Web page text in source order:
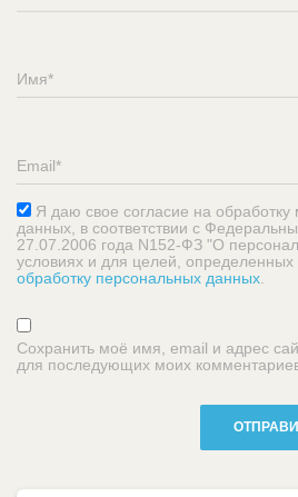
Я даю свое согласие на
данных, в соответствии с
27.07.2006 года N152-ФЗ "О
условиях и для целей, определенных
обработку персональных данных.
Сохранить моё имя, email и адрес
для последующих моих